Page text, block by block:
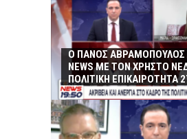
Ο ΠΑΝΟΣ ΑΒΡΑΜΟΠΟΥΛΟΣ
NEWS ΜΕ ΤΟΝ ΧΡΗΣΤΟ
ΠΟΛΙΤΙΚΗ ΕΠΙΚΑΙΡΟΤΗΤΑ